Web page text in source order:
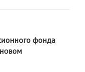
фонда